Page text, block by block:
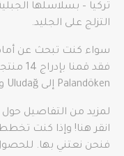
تركيا – بسلاسلها
التزلج على الجليد.
سواء كنت تبحث عن
فقد
Palandöken إلى Uludağ و Erciyes إلى Ovacık.
لمزيد من التفاصيل حول
انقر هنا! وإذا كنت
فنحن نعتني بها.